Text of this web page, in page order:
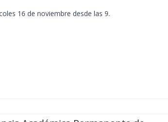
16 de noviembre desde las 9.